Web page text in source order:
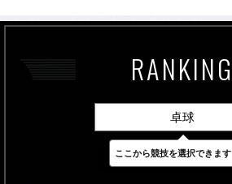
RANKING
卓球
最新 24時間
ここから競技を選択できます